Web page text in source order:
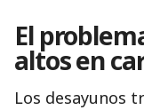
El
altos en
Los desayunos